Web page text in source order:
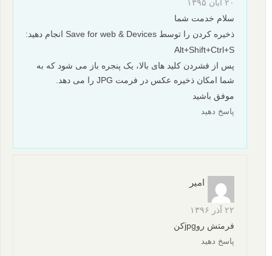
۲۰ آبان ۱۳۹۵
سلام خدمت شما
ذخیره کردن را توسط Save for web & Devices انجام دهید:
Alt+Shift+Ctrl+S
پس از فشردن کلید های بالا، یک پنجره باز می شود که به
شما امکان ذخیره عکس در فرمت JPG را می دهد.
موفق باشید
پاسخ دهید
امیر
۲۲ آذر ۱۳۹۶
فرمتش روjpgکن
پاسخ دهید